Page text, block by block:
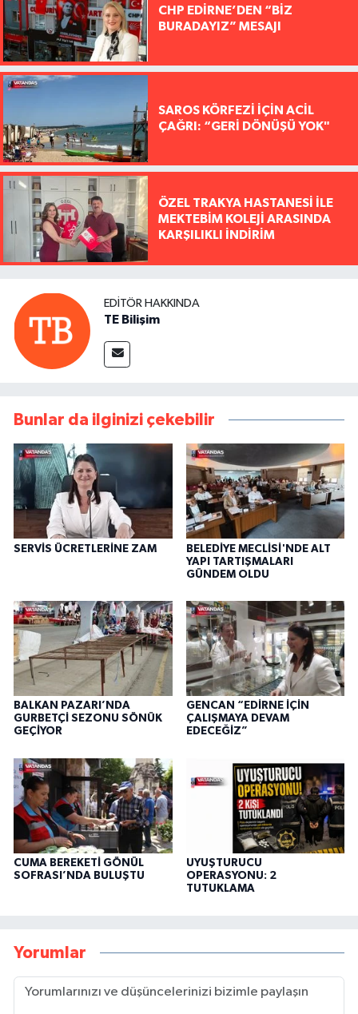
CHP EDİRNE’DEN “BİZ
BURADAYIZ” MESAJI
SAROS KÖRFEZİ İÇİN ACİL
ÇAĞRI: “GERİ DÖNÜŞÜ YOK"
ÖZEL TRAKYA HASTANESİ İLE
MEKTEBİM KOLEJİ ARASINDA
KARŞILIKLI İNDİRİM
EDITÖR HAKKINDA
TE Bilişim
Bunlar da ilginizi çekebilir
SERVİS ÜCRETLERİNE ZAM
BELEDİYE MECLİSİ'NDE ALT
YAPI TARTIŞMALARI
GÜNDEM OLDU
BALKAN PAZARI’NDA
GURBETÇİ SEZONU SÖNÜK
GEÇİYOR
GENCAN “EDİRNE İÇİN
ÇALIŞMAYA DEVAM
EDECEĞİZ”
CUMA BEREKETİ GÖNÜL
SOFRASI’NDA BULUŞTU
UYUŞTURUCU
OPERASYONU: 2
TUTUKLAMA
Yorumlar